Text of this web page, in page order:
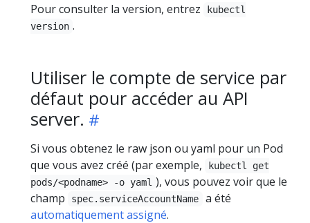
Pour consulter la version, entrez
kubectl
version .
Utiliser le compte de service par
défaut pour accéder au API
server.
Si vous obtenez le raw json ou yaml pour un Pod
que vous avez créé (par exemple,
kubectl get
pods/<podname> -o yaml ), vous pouvez voir que le
champ
spec.serviceAccountName
a été
automatiquement assigné.